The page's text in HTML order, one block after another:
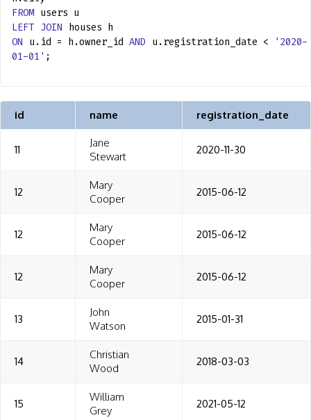
FROM users u
LEFT JOIN houses h
ON u.id = h.owner_id AND u.registration_date <
'2020-
01-01' ;
id name registration_date
11
Jane
Stewart
2020-11-30
12
Mary
Cooper
2015-06-12
12
Mary
Cooper
2015-06-12
12
Mary
Cooper
2015-06-12
13
John
Watson
2015-01-31
14
Christian
Wood
2018-03-03
15
William
Grey
2021-05-12